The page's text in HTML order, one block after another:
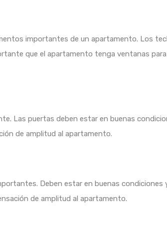
importantes de un apartamento. Los
que el apartamento tenga ventanas
Las puertas deben estar en buenas
de amplitud al apartamento.
Deben estar en buenas
de amplitud al apartamento.